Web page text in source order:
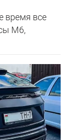
время все
М6,